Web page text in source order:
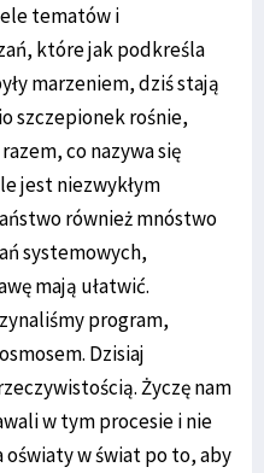
tematów i
które jak podkreśla
marzeniem, dziś stają
szczepionek rośnie,
co nazywa się
jest niezwykłym
również mnóstwo
systemowych,
mają ułatwić.
program,
Dzisiaj
Życzę nam
w tym procesie i nie
w świat po to, aby